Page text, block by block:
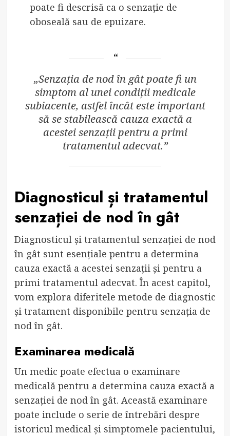
poate fi descrisă ca o senzație de
oboseală sau de epuizare.
„Senzația de nod în gât poate fi un
simptom al unei condiții medicale
subiacente, astfel încât este important
să se stabilească cauza exactă a
acestei senzații pentru a primi
tratamentul adecvat.”
Diagnosticul și tratamentul
senzației de nod în gât
Diagnosticul și tratamentul senzației de nod
în gât sunt esențiale pentru a determina
cauza exactă a acestei senzații și pentru a
primi tratamentul adecvat. În acest capitol,
vom explora diferitele metode de diagnostic
și tratament disponibile pentru senzația de
nod în gât.
Examinarea medicală
Un medic poate efectua o examinare
medicală pentru a determina cauza exactă a
senzației de nod în gât. Această examinare
poate include o serie de întrebări despre
istoricul medical și simptomele pacientului,